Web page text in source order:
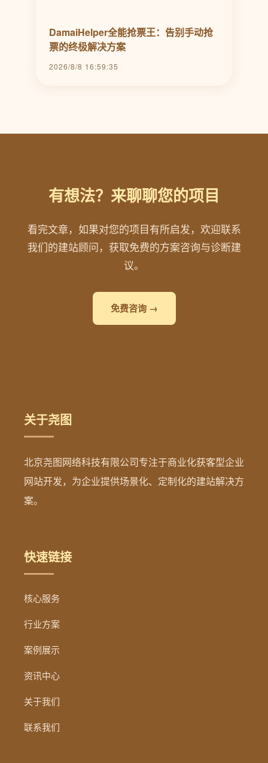
DamaiHelper全能抢票王：告别手动抢
票的终极解决方案
2026/8/8 16:59:35
有想法？来聊聊您的项目
看完文章，如果对您的项目有所启发，欢迎联系
我们的建站顾问，获取免费的方案咨询与诊断建
议。
免费咨询 →
关于尧图
北京尧图网络科技有限公司专注于商业化获客型企业
网站开发，为企业提供场景化、定制化的建站解决方
案。
快速链接
核心服务
行业方案
案例展示
资讯中心
关于我们
联系我们